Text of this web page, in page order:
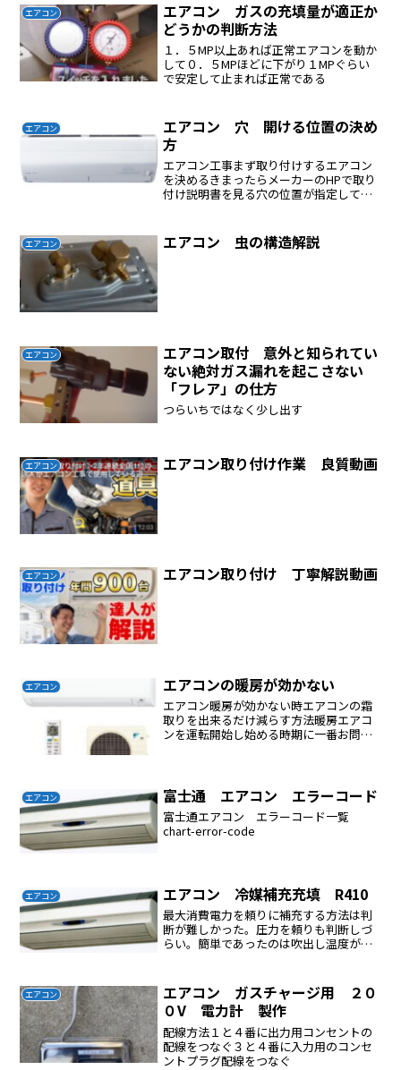
エアコン
エアコン ガスの充填量が適正か
どうかの判断方法
１．５MP以上あれば正常エアコンを動か
して０．５MPほどに下がり１MPぐらい
で安定して止まれば正常である
エアコン
エアコン 穴 開ける位置の決め
方
エアコン工事まず取り付けするエアコン
を決めるきまったらメーカーのHPで取り
付け説明書を見る穴の位置が指定してあ
袋と軒下には100mmほどしかないここに
穴を開けるしかない...
エアコン エアコン 虫の構造解説
エアコン
エアコン取付 意外と知られてい
ない絶対ガス漏れを起こさない
「フレア」の仕方
つらいちではなく少し出す
エアコン エアコン取り付け作業 良質動画
エアコン エアコン取り付け 丁寧解説動画
エアコン エアコンの暖房が効かない
エアコン暖房が効かない時エアコンの霜
取りを出来るだけ減らす方法暖房エアコ
ンを運転開始し始める時期に一番お問い
など、エアコンの故障と思わ...
エアコン 富士通 エアコン エラーコード
富士通エアコン エラーコード一覧
chart-error-code
エアコン エアコン 冷媒補充充填 R410
最大消費電力を頼りに補充する方法は判
断が難しかった。圧力を頼りも判断しづ
らい。簡単であったのは吹出し温度が室
エアコン
エアコン ガスチャージ用 ２０
０V 電力計 製作
配線方法１と４番に出力用コンセントの
配線をつなぐ３と４番に入力用のコンセ
ントプラグ配線をつなぐ